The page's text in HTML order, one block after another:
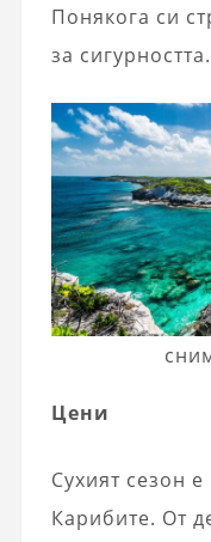
Понякога си
за сигурността.
Цени
Сухият сезон
Карибите. От